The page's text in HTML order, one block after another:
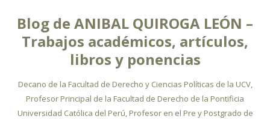
Blog de ANIBAL QUIROGA LEÓN –
Trabajos académicos, artículos,
libros y ponencias
Decano de la Facultad de Derecho y Ciencias Políticas de la UCV,
Profesor Principal de la Facultad de Derecho de la Pontificia
Universidad Católica del Perú, Profesor en el Pre y Postgrado de